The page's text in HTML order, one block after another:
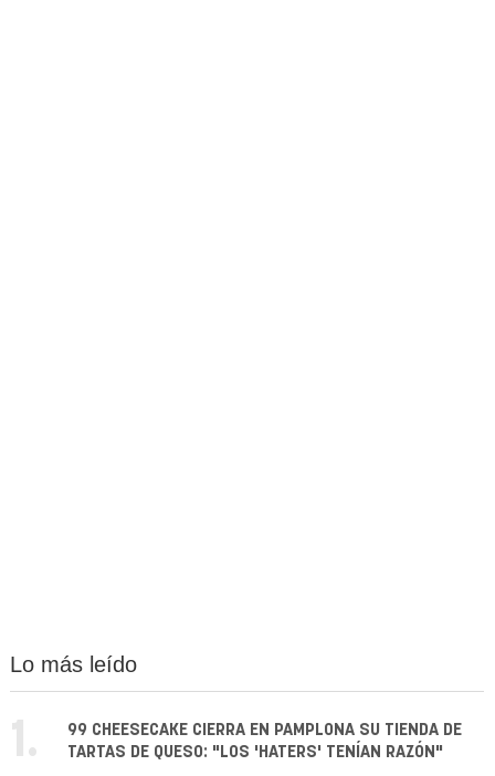
Lo más leído
1.
99 CHEESECAKE CIERRA EN PAMPLONA SU TIENDA DE
TARTAS DE QUESO: "LOS 'HATERS' TENÍAN RAZÓN"